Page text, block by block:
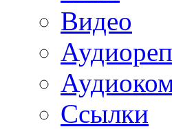
Видео
Ссылки